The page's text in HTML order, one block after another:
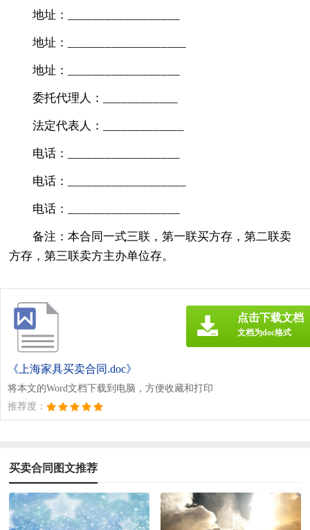
地址：__________________
地址：___________________
地址：__________________
委托代理人：____________
法定代表人：_____________
电话：__________________
电话：___________________
电话：__________________
备注：本合同一式三联，第一联买方存，第二联卖
方存，第三联卖方主办单位存。
《上海家具买卖合同.doc》
将本文的Word文档下载到电脑，方便收藏和打印
推荐度：
点击下载文档
文档为doc格式
买卖合同图文推荐